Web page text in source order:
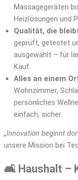
Massagegeräten
Heizlösungen und
Qualität, die
geprüft, getestet
ausgewählt – für
Kauf.
Alles an einem
Wohnzimmer,
persönliches
einfach, sicher.
„Innovation beginnt
unsere Mission bei
🛋️ Haushalt –